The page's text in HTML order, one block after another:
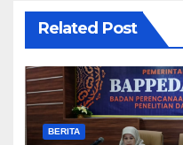
Related Post
BERITA